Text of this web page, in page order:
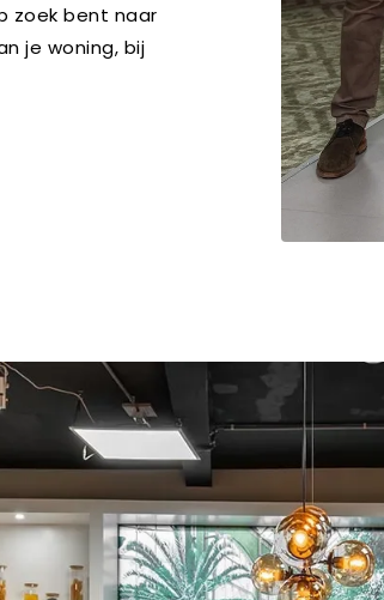
zoek bent naar
je woning, bij